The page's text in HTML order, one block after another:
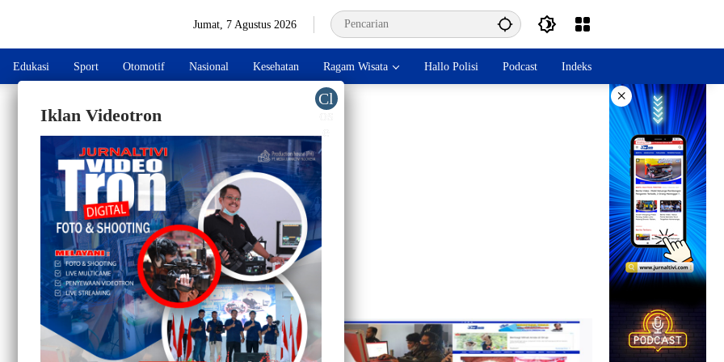
Jumat, 7 Agustus 2026
Edukasi Sport Otomotif Nasional Kesehatan Ragam Wisata Hallo Polisi Podcast Indeks
×
Iklan Videotron